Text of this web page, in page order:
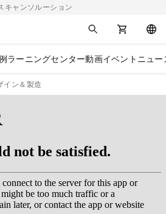
キャンソルーション
ラーニングセンター動画イベント ニュー
イン＆製造